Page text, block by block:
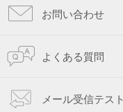
お問い合わせ
よくある質問
メール受信テスト